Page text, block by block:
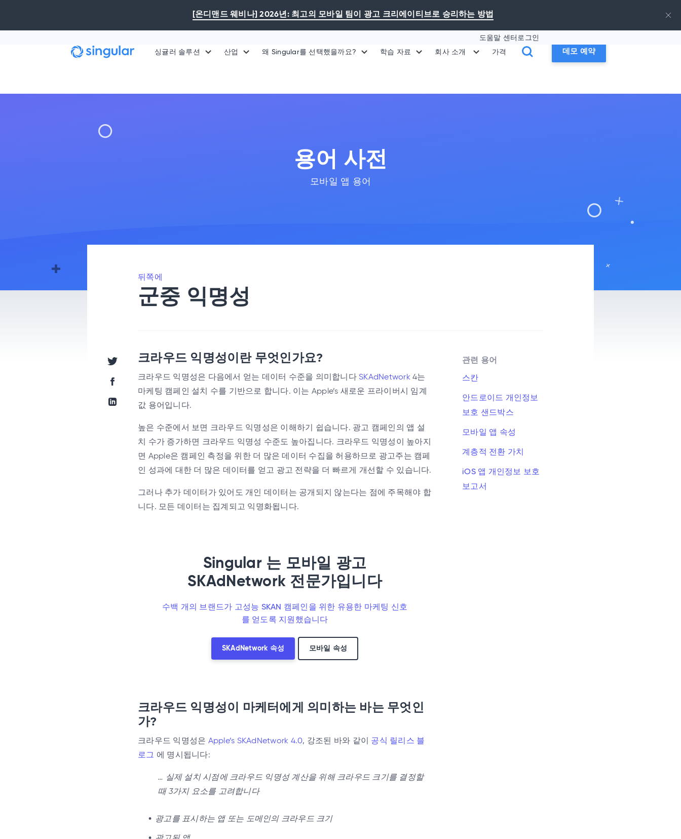
[온디맨드 웨비나] 2026년: 최고의 모바일 팀이 광고 크리에이티브로 승리하는 방법
도움말 센터 로그인
싱귤러 솔루션
산업 왜 Singular를 선택했을까요? 학습 자료 회사 소개 가격 데모 예약
용어 사전
모바일 앱 용어
뒤쪽에
군중 익명성
트위터로 공유
페이스북으로 공유
링크드인으로 공유
크라우드 익명성이란 무엇인가요?
크라우드 익명성은 다음에서 얻는 데이터 수준을 의미합니다 SKAdNetwork4는
마케팅 캠페인 설치 수를 기반으로 합니다. 이는 Apple’s 새로운 프라이버시 임계
값 용어입니다.
높은 수준에서 보면 크라우드 익명성은 이해하기 쉽습니다. 광고 캠페인의 앱 설
치 수가 증가하면 크라우드 익명성 수준도 높아집니다. 크라우드 익명성이 높아지
면 Apple은 캠페인 측정을 위한 더 많은 데이터 수집을 허용하므로 광고주는 캠페
인 성과에 대한 더 많은 데이터를 얻고 광고 전략을 더 빠르게 개선할 수 있습니다.
그러나 추가 데이터가 있어도 개인 데이터는 공개되지 않는다는 점에 주목해야 합
니다. 모든 데이터는 집계되고 익명화됩니다.
Singular 는 모바일 광고
SKAdNetwork 전문가입니다
수백 개의 브랜드가 고성능 SKAN 캠페인을 위한 유용한 마케팅 신호
를 얻도록 지원했습니다
SKAdNetwork 속성 모바일 속성
크라우드 익명성이 마케터에게 의미하는 바는 무엇인
가?
크라우드 익명성은 Apple’s SKAdNetwork 4.0, 강조된 바와 같이 공식 릴리스 블
로그 에 명시됩니다:
… 실제 설치 시점에 크라우드 익명성 계산을 위해 크라우드 크기를 결정할
때 3가지 요소를 고려합니다
광고를 표시하는 앱 또는 도메인의 크라우드 크기
관련 용어
스칸
안드로이드 개인정보
보호 샌드박스
모바일 앱 속성
계층적 전환 가치
iOS 앱 개인정보 보호
보고서